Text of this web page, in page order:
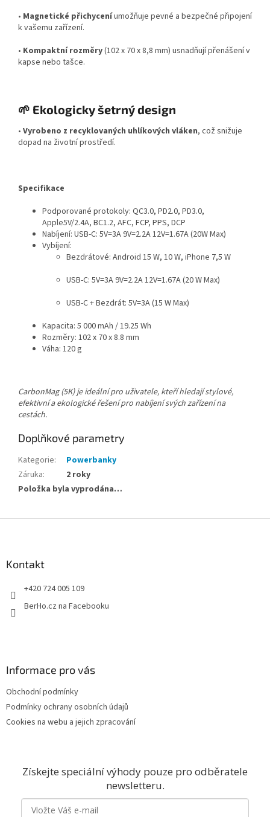
• Magnetické přichyceníumožňuje pevné a bezpečné připojení
k vašemu zařízení.
• Kompaktní rozměry(102 x 70 x 8,8 mm) usnadňují přenášení v
kapse nebo tašce.
🌱 Ekologicky šetrný design
• Vyrobeno z recyklovaných uhlíkových vláken, což snižuje
dopad na životní prostředí.
Specifikace
Podporované protokoly: QC3.0, PD2.0, PD3.0,
Apple5V/2.4A, BC1.2, AFC, FCP, PPS, DCP
Nabíjení: USB-C: 5V=3A 9V=2.2A 12V=1.67A (20W Max)
Vybíjení:
Bezdrátové: Android 15 W, 10 W, iPhone 7,5 W
USB-C: 5V=3A 9V=2.2A 12V=1.67A (20 W Max)
USB-C + Bezdrát: 5V=3A (15 W Max)
Kapacita: 5 000 mAh / 19.25 Wh
Rozměry: 102 x 70 x 8.8 mm
Váha: 120 g
CarbonMag (5K) je ideální pro uživatele, kteří hledají stylové,
efektivní a ekologické řešení pro nabíjení svých zařízení na
cestách.
Doplňkové parametry
Kategorie:
Powerbanky
Záruka:
2 roky
Položka byla vyprodána…
Kontakt
+420 724 005 109
BerHo.cz na Facebooku
Informace pro vás
Obchodní podmínky
Podmínky ochrany osobních údajů
Cookies na webu a jejich zpracování
Získejte speciální výhody pouze pro odběratele
newsletteru.